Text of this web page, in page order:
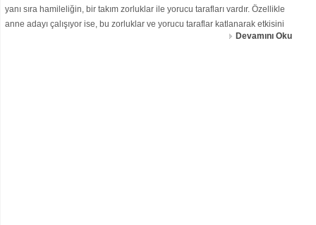
yanı sıra hamileliğin, bir takım zorluklar ile yorucu tarafları vardır. Özellikle
anne adayı çalışıyor ise, bu zorluklar ve yorucu taraflar katlanarak etkisini
Devamını Oku